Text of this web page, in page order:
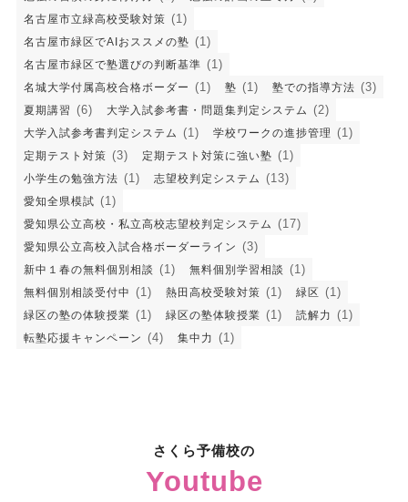
名古屋市立緑高校受験対策 (1)
名古屋市緑区でAIおススメの塾 (1)
名古屋市緑区で塾選びの判断基準 (1)
名城大学付属高校合格ボーダー (1) 塾 (1) 塾での指導方法 (3)
夏期講習 (6) 大学入試参考書・問題集判定システム (2)
大学入試参考書判定システム (1) 学校ワークの進捗管理 (1)
定期テスト対策 (3) 定期テスト対策に強い塾 (1)
小学生の勉強方法 (1) 志望校判定システム (13)
愛知全県模試 (1)
愛知県公立高校・私立高校志望校判定システム (17)
愛知県公立高校入試合格ボーダーライン (3)
新中１春の無料個別相談 (1) 無料個別学習相談 (1)
無料個別相談受付中 (1) 熱田高校受験対策 (1) 緑区 (1)
緑区の塾の体験授業 (1) 緑区の塾体験授業 (1) 読解力 (1)
転塾応援キャンペーン (4) 集中力 (1)
さくら予備校の
Youtube